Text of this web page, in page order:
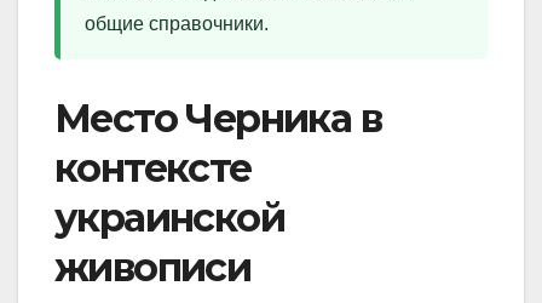
общие справочники.
Место Черника в
контексте
украинской
живописи